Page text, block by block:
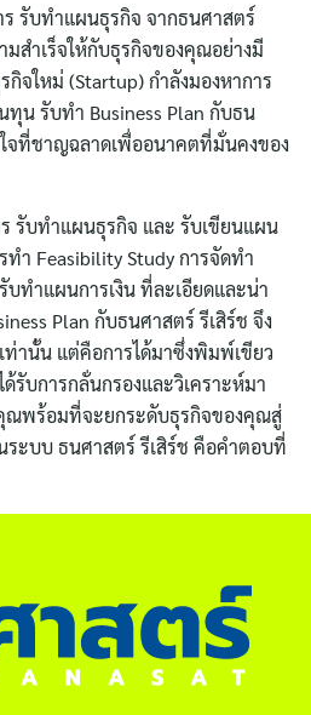
รับทำแผนธุรกิจ จากธนศาสตร์
มสำเร็จให้กับธุรกิจของคุณอย่างมี
จใหม่ (Startup) กำลังมองหาการ
ทุน รับทำ Business Plan กับธน
จที่ชาญฉลาดเพื่ออนาคตที่มั่นคงของ
รับทำแผนธุรกิจ และ รับเขียนแผน
ทำ Feasibility Study การจัดทำ
บทำแผนการเงิน ที่ละเอียดและน่า
Plan กับธนศาสตร์ รีเสิร์ช จึง
ท่านั้น แต่คือการได้มาซึ่งพิมพ์เขียว
รับการกลั่นกรองและวิเคราะห์มา
ณพร้อมที่จะยกระดับธุรกิจของคุณสู่
ระบบ ธนศาสตร์ รีเสิร์ช คือคำตอบที่